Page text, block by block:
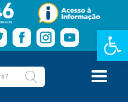
Barra de